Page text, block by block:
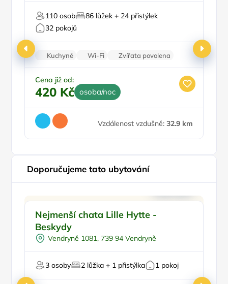
Pro milovníky přírody
Firemní akce/teambuilding
110 osob
86 lůžek + 24 přistýlek
32 pokojů
Kuchyně Wi-Fi
Zvířata povolena
Nekuřácký objekt
Parkování zdarma
Cena již od:
420 Kč osoba/noc
Vzdálenost vzdušně: 32.9 km
Doporučujeme tato ubytování
U lesa
Pro milovníky přírody
Na horách
Pro majitele mazlíčků
Nejmenší chata Lille Hytte -
Beskydy
Vendryně 1081, 739 94 Vendryně
3 osoby 2 lůžka + 1 přistýlka 1 pokoj